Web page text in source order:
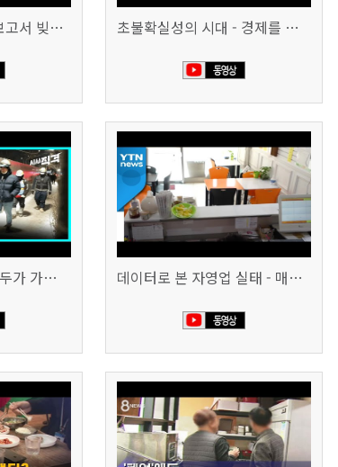
시사기획창, 자영업보고서 빚의 굴레 507회 (KBS 25.6.10) 초불확실성의 시대 - 경제를 구하라 494회 (KBS 25.2.11)
침체의 서막 1부 - 모두가 가난해진다 | 시사직격 신년특집 데이터로 본 자영업 실태 - 매출 '뚝', 장수 업소도 '휘청'